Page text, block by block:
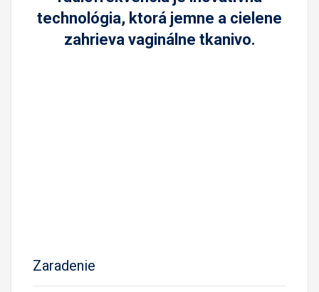
technológia, ktorá jemne a cielene
zahrieva vaginálne tkanivo.
Zaradenie